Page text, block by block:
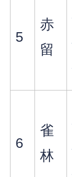
5
赤
留
6
雀
林